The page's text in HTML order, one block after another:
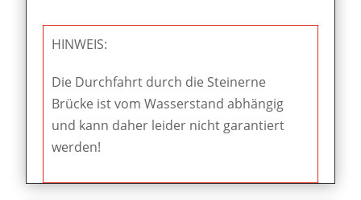
HINWEIS:
Die Durchfahrt durch die Steinerne
Brücke ist vom Wasserstand abhängig
und kann daher leider nicht garantiert
werden!